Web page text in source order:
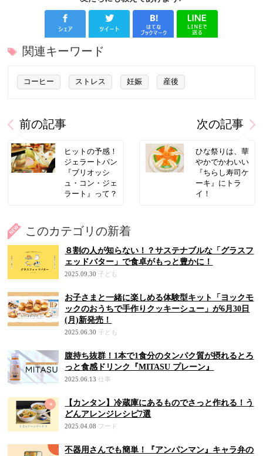
関連キーワード
コーヒー ストレス 妊娠 産後
前の記事
ヒットの予感！
ジェラートパン
『ブリオッシ
ュ・コン・ジェ
ラート』って？
次の記事
ひな祭りは、華
やかでかわいい
『ちらし寿司ケ
ーキ』にトラ
イ！
このカテゴリの新着
８割の人が知らない！？サステナブルな「グラスフ
ェッドバター」で食卓がもっと豊かに！
2025.09.30 子ども
お子さまと一緒に楽しめる体験型キット「ヨックモ
ックのおうちで手作りクッキーシュー」が6月30日
(月)新発売！
2025.06.30 子ども
腹持ち抜群！1本で1食分のタンパク質が摂れるとろ
っと食感ドリンク『MITASU プレーン』
2025.06.13 仕事
【カンタン】冷蔵庫にあるものでさっと作れる！う
どんアレンジレシピ7選
2025.04.08 フード
不器用さんでも簡単！『アンパンマン』キャラ弁の